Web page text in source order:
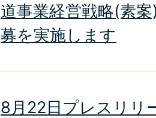
道事業経営戦略(素
募を実施します
8月22日プレスリリ